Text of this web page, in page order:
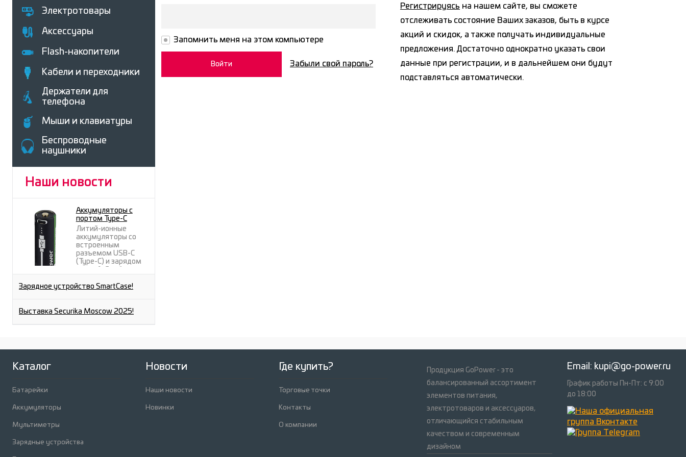
Электротовары
Аксессуары
Flash-накопители
Кабели и переходники
Держатели для
телефона
Мыши и клавиатуры
Беcпроводные
наушники
Наши новости
Аккумуляторы с
портом Type-C
Литий-ионные
аккумуляторы со
встроенным
разъемом USB-C
(Type-C) и зарядом
Зарядное устройство SmartCase!
Выставка Securika Moscow 2025!
Запомнить меня на этом компьютере
Забыли свой пароль?
Регистрируясь на нашем сайте, вы сможете
отслеживать состояние Ваших заказов, быть в курсе
акций и скидок, а также получать индивидуальные
предложения. Достаточно однократно указать свои
данные при регистрации, и в дальнейшем они будут
подставляться автоматически.
Каталог
Батарейки
Аккумуляторы
Мультиметры
Зарядные устройства
Новости
Наши новости
Новинки
Где купить?
Торговые точки
Контакты
О компании
Продукция GoPower - это
балансированный ассортимент
элементов питания,
электротоваров и аксессуаров,
отличающийся стабильным
качеством и современным
дизайном
Email: kupi@go-power.ru
График работы Пн-Пт: с 9:00
до 18:00